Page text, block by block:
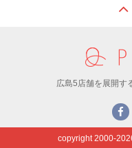
広島5店舗を展開す
copyright 2000-